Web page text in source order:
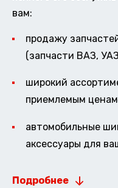
вам:
продажу
(запчасти ВАЗ,
широкий
приемлемым
автомобильные
аксессуары для
Подробнее